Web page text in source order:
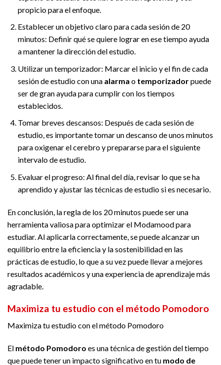
propicio para el enfoque.
Establecer un objetivo claro para cada sesión de 20
minutos: Definir qué se quiere lograr en ese tiempo ayuda
a mantener la dirección del estudio.
Utilizar un temporizador: Marcar el inicio y el fin de cada
sesión de estudio con una alarma o temporizadorpuede
ser de gran ayuda para cumplir con los tiempos
establecidos.
Tomar breves descansos: Después de cada sesión de
estudio, es importante tomar un descanso de unos minutos
para oxigenar el cerebro y prepararse para el siguiente
intervalo de estudio.
Evaluar el progreso: Al final del día, revisar lo que se ha
aprendido y ajustar las técnicas de estudio si es necesario.
En conclusión, la regla de los 20 minutos puede ser una
herramienta valiosa para optimizar el Modamood para
estudiar. Al aplicarla correctamente, se puede alcanzar un
equilibrio entre la eficiencia y la sostenibilidad en las
prácticas de estudio, lo que a su vez puede llevar a mejores
resultados académicos y una experiencia de aprendizaje más
agradable.
Maximiza tu estudio con el método Pomodoro
Maximiza tu estudio con el método Pomodoro
El método Pomodoro es una técnica de gestión del tiempo
que puede tener un impacto significativo en tu modo de